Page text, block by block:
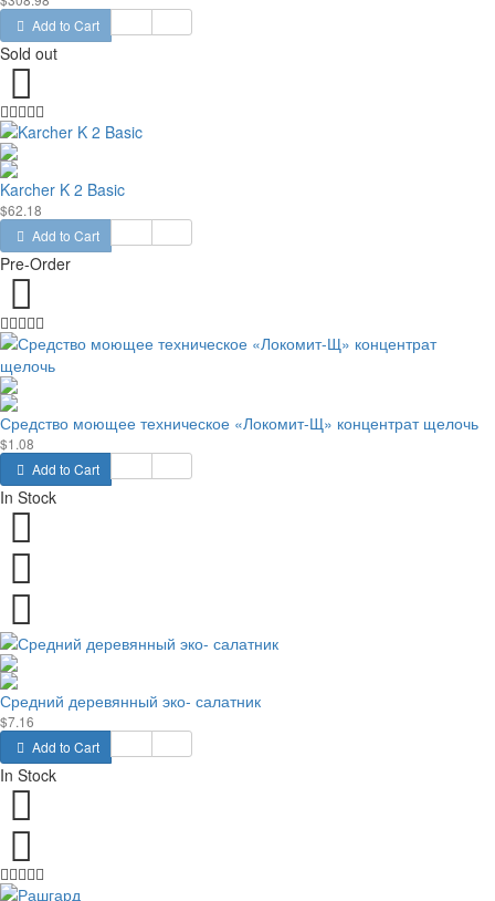
Add to Cart
Sold out
Karcher K 2 Basic
$62.18
Add to Cart
Pre-Order
Средство моющее техническое «Локомит-Щ» концентрат щелочь
$1.08
Add to Cart
In Stock
Средний деревянный эко- салатник
$7.16
Add to Cart
In Stock